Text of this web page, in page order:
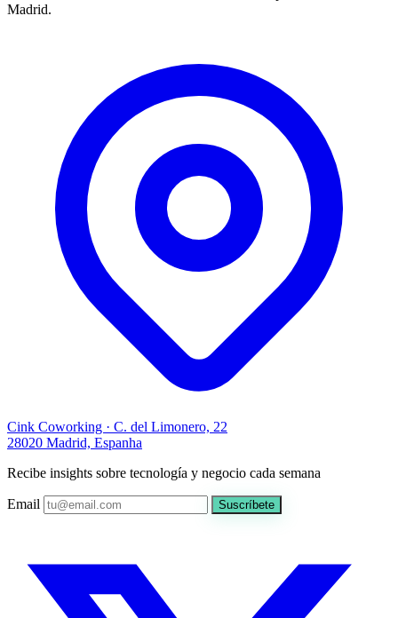
Madrid.
Cink Coworking · C. del Limonero, 22
28020 Madrid, Espanha
Recibe insights sobre tecnología y negocio cada semana
Email Suscríbete